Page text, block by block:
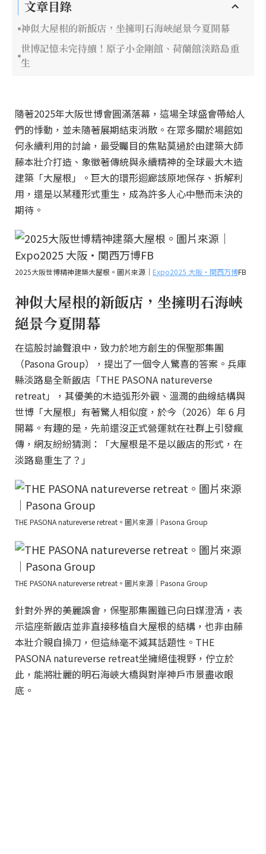
文章目錄
神似大屋根的新飯店，坐擁明石海峽絕景今夏開幕
世博記憶未完待續！原子小金剛館、荷蘭館淡路島重
生
隨著2025年大阪世博會圓滿落幕，這場全球盛會帶給人
們的悸動，並未隨著展期結束消散。在眾多關於場館如
何永續利用的討論，最受矚目的焦點莫過於由建築大師
藤本壯介打造、象徵著傳統與永續精神的全球最大木造
建築「大屋根」。巨大的環形迴廊該原地保存、拆解利
用，還是以某種形式重生，成為許多人心中懸而未決的
期待。
2025大阪世博精神建築大屋根。圖片來源｜ Expo2025 大阪・関西万博FB
神似大屋根的新飯店，坐擁明石海峽
絕景今夏開幕
在這股討論聲浪中，致力於地方創生的保聖那集團
（Pasona Group），提出了一個令人驚喜的答案。兵庫
縣淡路島全新飯店「THE PASONA natureverse
retreat」，其優美的木造弧形外觀、溫潤的曲線結構與
世博「大屋根」有著驚人相似度，於今（2026）年 6 月
開幕。有趣的是，先前還沒正式營運就在社群上引發瘋
傳，網友紛紛猜測：「大屋根是不是以飯店的形式，在
淡路島重生了？」
THE PASONA natureverse retreat。圖片來源｜Pasona Group
THE PASONA natureverse retreat。圖片來源｜Pasona Group
針對外界的美麗誤會，保聖那集團雖已向日媒澄清，表
示這座新飯店並非直接移植自大屋根的結構，也非由藤
本壯介親自操刀，但這絲毫不減其話題性。THE
PASONA natureverse retreat坐擁絕佳視野，佇立於
此，能將壯麗的明石海峽大橋與對岸神戶市景盡收眼
底。